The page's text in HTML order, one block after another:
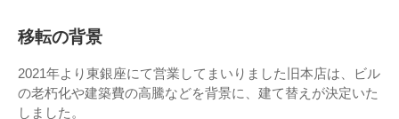
移転の背景
2021年より東銀座にて営業してまいりました旧本店は、ビル
の老朽化や建築費の高騰などを背景に、建て替えが決定いた
しました。